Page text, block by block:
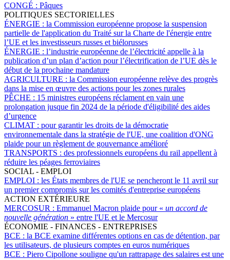
CONGÉ : Pâques
POLITIQUES SECTORIELLES
ÉNERGIE : la Commission européenne propose la suspension
partielle de l'application du Traité sur la Charte de l'énergie entre
l’UE et les investisseurs russes et biélorusses
ÉNERGIE : l’industrie européenne de l’électricité appelle à la
publication d’un plan d’action pour l’électrification de l’UE dès le
début de la prochaine mandature
AGRICULTURE : la Commission européenne relève des progrès
dans la mise en œuvre des actions pour les zones rurales
PÊCHE : 15 ministres européens réclament en vain une
prolongation jusque fin 2024 de la période d'éligibilité des aides
d’urgence
CLIMAT : pour garantir les droits de la démocratie
environnementale dans la stratégie de l'UE, une coalition d'ONG
plaide pour un règlement de gouvernance amélioré
TRANSPORTS : des professionnels européens du rail appellent à
réduire les péages ferroviaires
SOCIAL - EMPLOI
EMPLOI : les États membres de l'UE se pencheront le 11 avril sur
un premier compromis sur les comités d'entreprise européens
ACTION EXTÉRIEURE
MERCOSUR : Emmanuel Macron plaide pour « un accord de
nouvelle génération » entre l'UE et le Mercosur
ÉCONOMIE - FINANCES - ENTREPRISES
BCE : la BCE examine différentes options en cas de détention, par
les utilisateurs, de plusieurs comptes en euros numériques
BCE : Piero Cipollone souligne qu'un rattrapage des salaires est une